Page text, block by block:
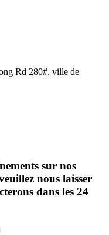
Rd 280#, ville de
sur nos
nous laisser
dans les 24